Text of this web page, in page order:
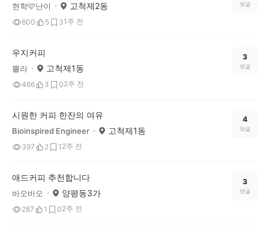
현학🩷난이 고척제2동
600 5 31주 전
댓글
우지커피
쁄라 고척제1동
466 3 02주 전
3
댓글
시원한 커피 한잔의 여유
Bioinspired Engineer 고척제1동
397 2 1 2주 전
4
댓글
애드커피 추천합니다
바오바오 양평동3가
287 1 02주 전
3
댓글